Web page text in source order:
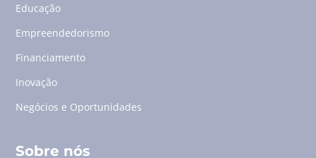
Educação
Empreendedorismo
Financiamento
Inovação
Negócios e Oportunidades
Sobre nós